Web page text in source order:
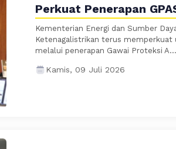
Perkuat Penerapan
Kementerian Energi dan Sumber
Ketenagalistrikan terus memperkuat
melalui penerapan Gawai Proteksi A...
Kamis, 09 Juli 2026